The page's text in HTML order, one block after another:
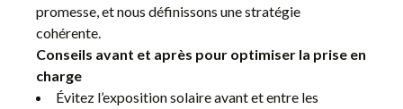
promesse, et nous définissons une stratégie
cohérente.
Conseils avant et après pour optimiser la prise en
charge
Évitez l’exposition solaire avant et entre les